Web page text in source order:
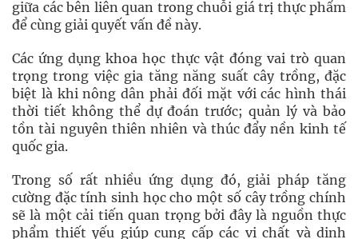
giữa các bên liên quan trong chuỗi giá trị thực phẩm
để cùng giải quyết vấn đề này.
Các ứng dụng khoa học thực vật đóng vai trò quan
trọng trong việc gia tăng năng suất cây trồng, đặc
biệt là khi nông dân phải đối mặt với các hình thái
thời tiết không thể dự đoán trước; quản lý và bảo
tồn tài nguyên thiên nhiên và thúc đẩy nền kinh tế
quốc gia.
Trong số rất nhiều ứng dụng đó, giải pháp tăng
cường đặc tính sinh học cho một số cây trồng chính
sẽ là một cải tiến quan trọng bởi đây là nguồn thực
phẩm thiết yếu giúp cung cấp các vi chất và dinh